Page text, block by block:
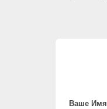
Ваше Имя